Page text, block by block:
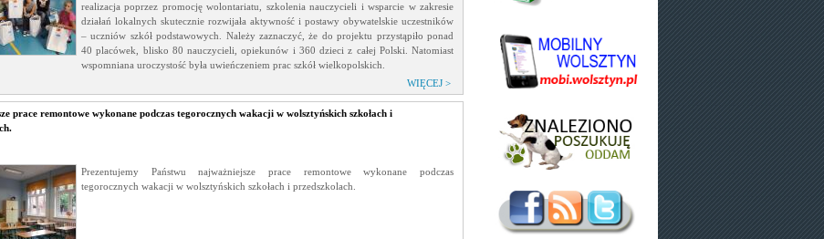
realizacja poprzez promocję wolontariatu, szkolenia nauczycieli i wsparcie w zakresie
działań lokalnych skutecznie rozwijała aktywność i postawy obywatelskie uczestników
– uczniów szkół podstawowych. Należy zaznaczyć, że do projektu przystąpiło ponad
40 placówek, blisko 80 nauczycieli, opiekunów i 360 dzieci z całej Polski. Natomiast
wspomniana uroczystość była uwieńczeniem prac szkół wielkopolskich.
WIĘCEJ >
prace remontowe wykonane podczas tegorocznych wakacji w wolsztyńskich szkołach i
Prezentujemy Państwu najważniejsze prace remontowe wykonane podczas
tegorocznych wakacji w wolsztyńskich szkołach i przedszkolach.